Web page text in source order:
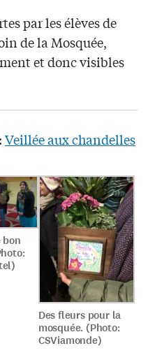
par les élèves de
de la Mosquée,
et donc visibles
:Veillée aux chandelles
bon
Des fleurs pour la
mosquée. (Photo:
CSViamonde)